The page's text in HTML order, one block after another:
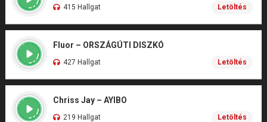
415 Hallgat Letöltés
Fluor – ORSZÁGÚTI DISZKÓ
427 Hallgat Letöltés
Chriss Jay – AYIBO
219 Hallgat Letöltés